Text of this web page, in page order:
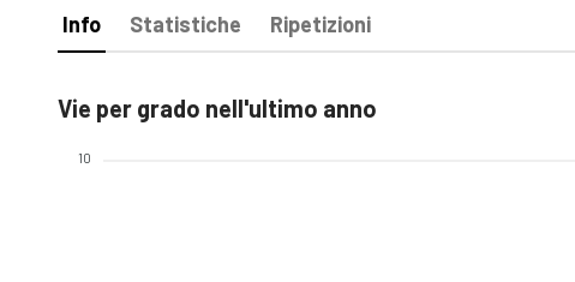
Info Statistiche Ripetizioni
Vie per grado nell'ultimo anno
10